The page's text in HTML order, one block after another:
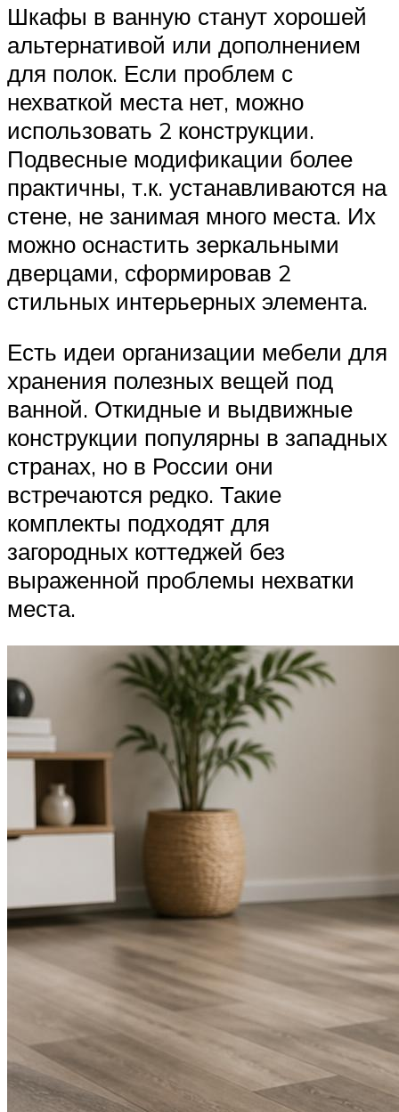
Шкафы в ванную станут хорошей
альтернативой или дополнением
для полок. Если проблем с
нехваткой места нет, можно
использовать 2 конструкции.
Подвесные модификации более
практичны, т.к. устанавливаются на
стене, не занимая много места. Их
можно оснастить зеркальными
дверцами, сформировав 2
стильных интерьерных элемента.
Есть идеи организации мебели для
хранения полезных вещей под
ванной. Откидные и выдвижные
конструкции популярны в западных
странах, но в России они
встречаются редко. Такие
комплекты подходят для
загородных коттеджей без
выраженной проблемы нехватки
места.